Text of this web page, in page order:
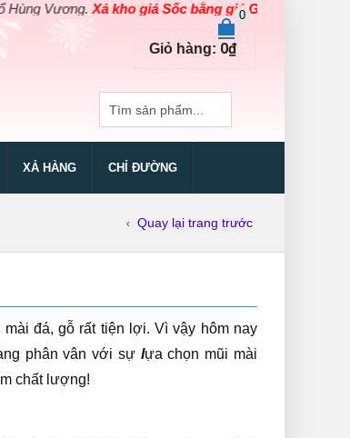
Xả kho giá Sốc bằng giá Gốccho các sản phẩm
0
Giỏ hàng: 0₫
XẢ HÀNG CHỈ ĐƯỜNG
Quay lại trang trước
đá, gỗ rất tiện lợi. Vì vậy hôm nay
phân vân với sự lựa chọn mũi mài
chất lượng!